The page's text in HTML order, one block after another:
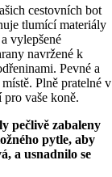
cestovních bot
tlumící materiály
vylepšené
navržené k
Pevné a
Plně pratelné v
vaše koně.
pečlivě zabaleny
pytle, aby
a usnadnilo se